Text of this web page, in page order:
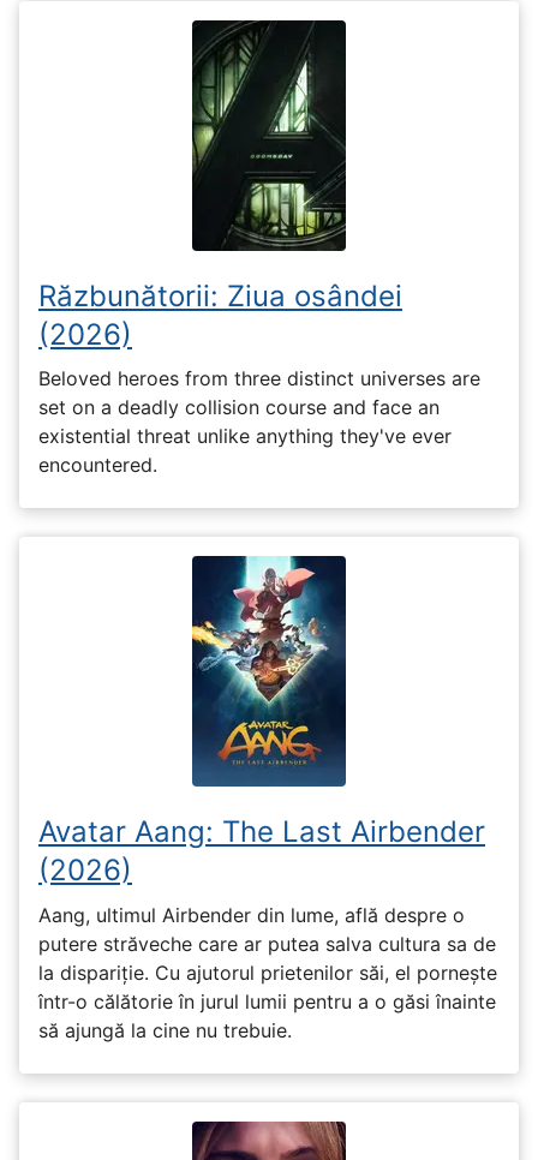
Răzbunătorii: Ziua osândei
(2026)
Beloved heroes from three distinct universes are
set on a deadly collision course and face an
existential threat unlike anything they've ever
encountered.
Avatar Aang: The Last Airbender
(2026)
Aang, ultimul Airbender din lume, află despre o
putere străveche care ar putea salva cultura sa de
la dispariție. Cu ajutorul prietenilor săi, el pornește
într-o călătorie în jurul lumii pentru a o găsi înainte
să ajungă la cine nu trebuie.